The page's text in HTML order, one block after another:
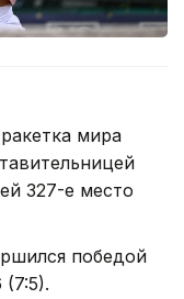
мира
327-е место
победой
(7:5).